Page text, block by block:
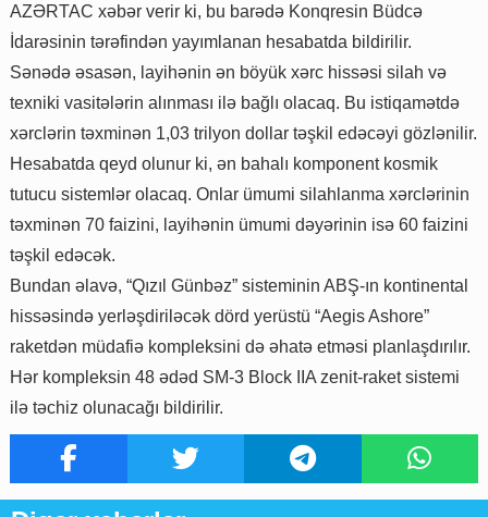
AZƏRTAC xəbər verir ki, bu barədə Konqresin Büdcə
İdarəsinin tərəfindən yayımlanan hesabatda bildirilir.
Sənədə əsasən, layihənin ən böyük xərc hissəsi silah və
texniki vasitələrin alınması ilə bağlı olacaq. Bu istiqamətdə
xərclərin təxminən 1,03 trilyon dollar təşkil edəcəyi gözlənilir.
Hesabatda qeyd olunur ki, ən bahalı komponent kosmik
tutucu sistemlər olacaq. Onlar ümumi silahlanma xərclərinin
təxminən 70 faizini, layihənin ümumi dəyərinin isə 60 faizini
təşkil edəcək.
Bundan əlavə, “Qızıl Günbəz” sisteminin ABŞ-ın kontinental
hissəsində yerləşdiriləcək dörd yerüstü “Aegis Ashore”
raketdən müdafiə kompleksini də əhatə etməsi planlaşdırılır.
Hər kompleksin 48 ədəd SM-3 Block IIA zenit-raket sistemi
ilə təchiz olunacağı bildirilir.